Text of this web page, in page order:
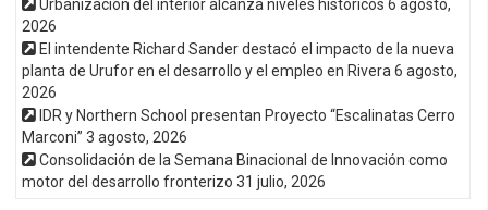
Urbanización del interior alcanza niveles históricos 6 agosto,
2026
El intendente Richard Sander destacó el impacto de la nueva
planta de Urufor en el desarrollo y el empleo en Rivera 6 agosto,
2026
IDR y Northern School presentan Proyecto “Escalinatas Cerro
Marconi” 3 agosto, 2026
Consolidación de la Semana Binacional de Innovación como
motor del desarrollo fronterizo 31 julio, 2026